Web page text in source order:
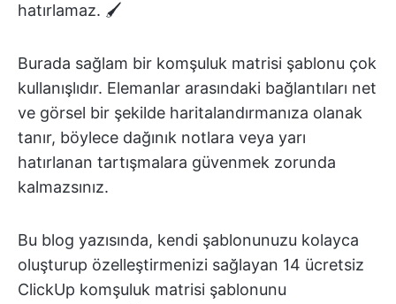
hatırlamaz. 🖌️
Burada sağlam bir komşuluk matrisi şablonu çok
kullanışlıdır. Elemanlar arasındaki bağlantıları net
ve görsel bir şekilde haritalandırmanıza olanak
tanır, böylece dağınık notlara veya yarı
hatırlanan tartışmalara güvenmek zorunda
kalmazsınız.
Bu blog yazısında, kendi şablonunuzu kolayca
oluşturup özelleştirmenizi sağlayan 14 ücretsiz
ClickUp komşuluk matrisi şablonunu